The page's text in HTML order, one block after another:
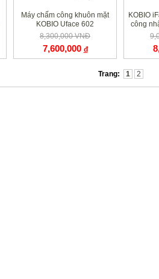
Máy chấm công khuôn mặt
KOBIO Uface 602
8,300,000 VNĐ
7,600,000 đ
KOBIO
công
Trang: 1 2